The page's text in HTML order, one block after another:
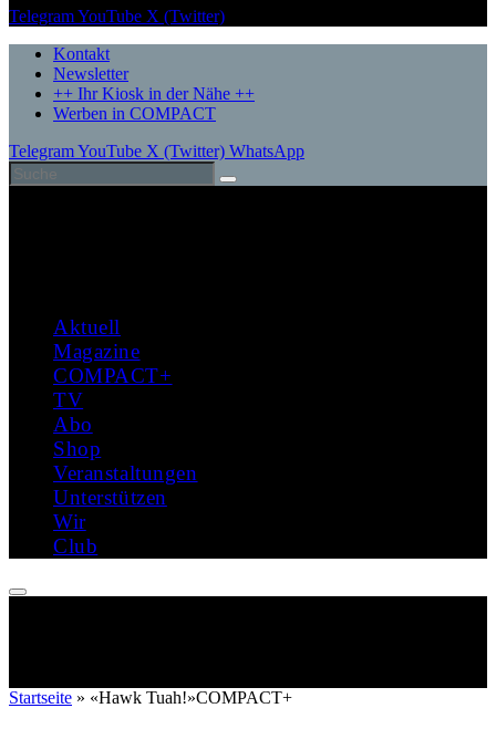
TelegramYouTube X (Twitter)
Kontakt
Newsletter
++ Ihr Kiosk in der Nähe ++
Werben in COMPACT
TelegramYouTube X (Twitter) WhatsApp
Aktuell
Magazine
COMPACT+
TV
Abo
Shop
Veranstaltungen
Unterstützen
Wir
Club
Startseite » «Hawk Tuah!»COMPACT+